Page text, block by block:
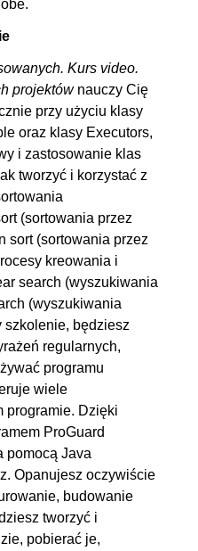
00:03:09
00:08:00
00:10:01
00:08:52
00:28:17
00:02:46
00:08:11
00:07:38
Kurs video.
projektów nauczy Cię
przy użyciu klasy
oraz klasy Executors,
i zastosowanie klas
tworzyć i korzystać z
(sortowania przez
sort (sortowania przez
kreowania i
search (wyszukiwania
(wyszukiwania
szkolenie, będziesz
regularnych,
programu
wiele
programie. Dzięki
ProGuard
pomocą Java
Opanujesz oczywiście
budowanie
tworzyć i
pobierać je,